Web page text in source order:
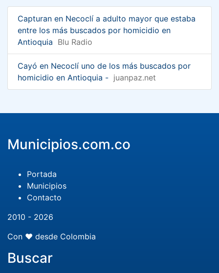
Capturan en Necoclí a adulto mayor que estaba
entre los más buscados por homicidio en
Antioquia Blu Radio
Cayó en Necoclí uno de los más buscados por
homicidio en Antioquia - juanpaz.net
Municipios.com.co
Portada
Municipios
Contacto
2010 - 2026
Con ❤️ desde Colombia
Buscar